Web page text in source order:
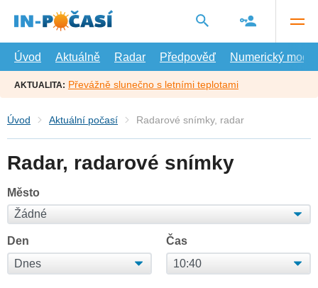
hlavní
Úvod
Aktuálně Radar Předpověď Numerický model
AKTUALITA: Převážně slunečno s letními teplotami
Úvod Aktuální počasí Radarové snímky, radar
Radar, radarové snímky
Město
Den Čas